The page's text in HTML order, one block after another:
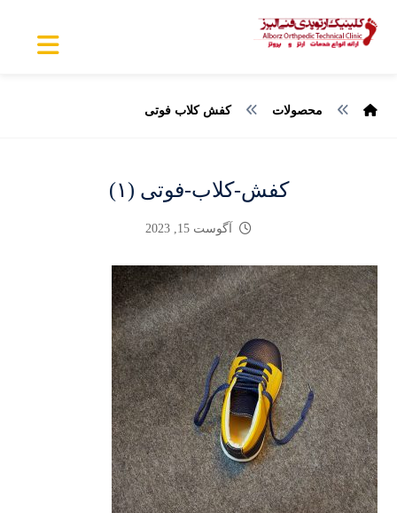
محصولات کفش کلاب فوتی
کفش-کلاب-فوتی (۱)
آگوست 15, 2023